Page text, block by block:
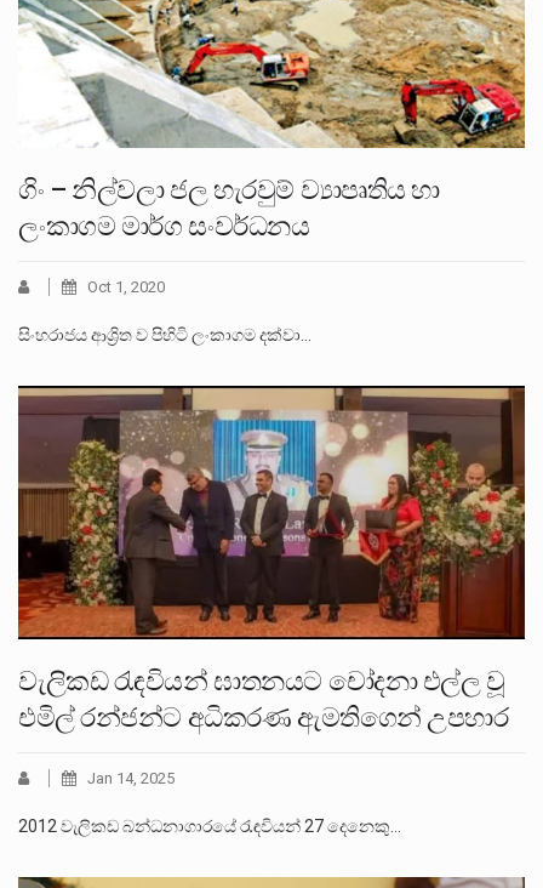
ගිං – නිල්වලා ජල හැරවුම් ව්‍යාපෘතිය හා
ලංකාගම මාර්ග සංවර්ධනය
Oct 1, 2020
සිංහරාජය ආශ්‍රිත ව පිහිටි ලංකාගම දක්වා…
වැලිකඩ රැඳවියන් ඝාතනයට චෝදනා එල්ල වූ
එමිල් රන්ජන්ට අධිකරණ ඇමතිගෙන් උපහාර
Jan 14, 2025
2012 වැලිකඩ බන්ධනාගාරයේ රැඳවියන් 27 දෙනෙකු…